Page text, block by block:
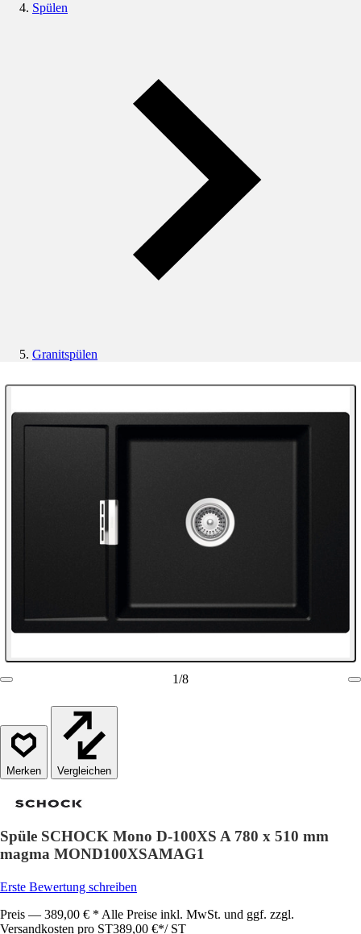
Spülen
Granitspülen
1/8
Vergleichen
Spüle SCHOCK Mono D-100XS A 780 x 510 mm
magma MOND100XSAMAG1
Erste Bewertung schreiben
Preis — 389,00 € * Alle Preise inkl. MwSt. und ggf. zzgl.
Versandkosten pro ST389,00 €*/ ST